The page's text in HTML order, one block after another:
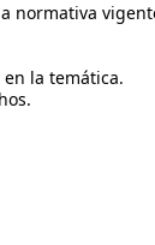
la temática.